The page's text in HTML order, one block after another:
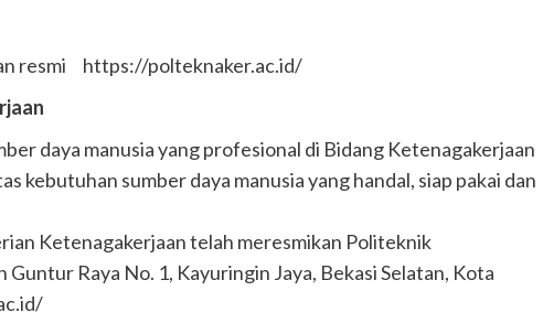
resmi https://polteknaker.ac.id/
daya manusia yang profesional di Bidang Ketenagakerjaan
kebutuhan sumber daya manusia yang handal, siap pakai dan
Ketenagakerjaan telah meresmikan Politeknik
Raya No. 1, Kayuringin Jaya, Bekasi Selatan, Kota